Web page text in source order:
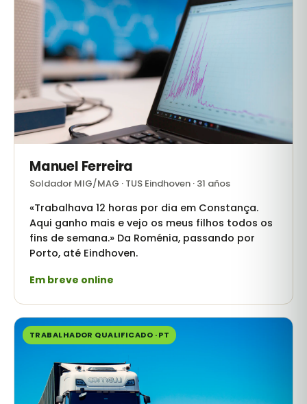
Manuel Ferreira
Soldador MIG/MAG · TUS Eindhoven · 31 años
«Trabalhava 12 horas por dia em Constança.
Aqui ganho mais e vejo os meus filhos todos os
fins de semana.» Da Roménia, passando por
Porto, até Eindhoven.
Em breve online
TRABALHADOR QUALIFICADO · PT